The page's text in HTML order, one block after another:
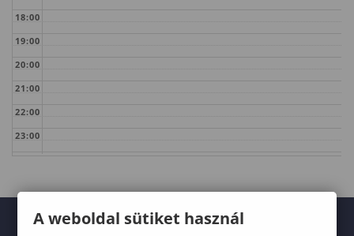
18:00
19:00
20:00
21:00
22:00
23:00
A weboldal sütiket használ